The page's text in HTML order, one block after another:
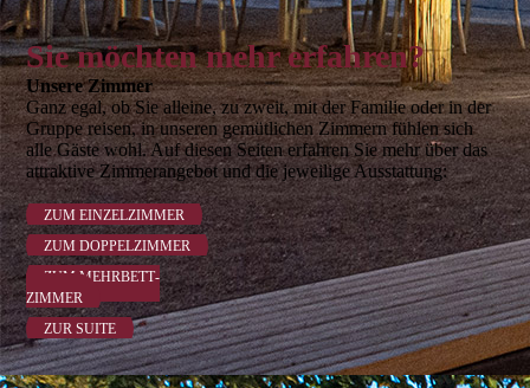
Sie möchten mehr erfahren?
Unsere Zimmer
Ganz egal, ob Sie alleine, zu zweit, mit der Familie oder in der
Gruppe reisen, in unseren gemütlichen Zimmern fühlen sich
alle Gäste wohl. Auf diesen Seiten erfahren Sie mehr über das
attrak­tive Zimmerangebot und die jeweilige Ausstattung:
ZUM EINZEL­ZIMMER
ZUM DOPPELZIMMER
ZUM MEHRBETT­
ZIMMER
ZUR SUITE